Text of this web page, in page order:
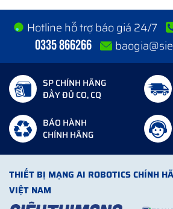
Hotline hỗ trợ báo giá 24/7
0335 866266
SP CHÍNH HÃNG
ĐẦY ĐỦ CO, CQ
BẢO HÀNH
CHÍNH HÃNG
THIẾT BỊ MẠNG AI ROBOTICS CHÍNH
VIỆT NAM